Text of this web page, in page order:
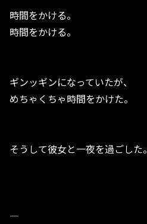
時間をかける。
時間をかける。
ギンッギンになっていたが、
めちゃくちゃ時間をかけた。
そうして彼女と一夜を過ごした。
—